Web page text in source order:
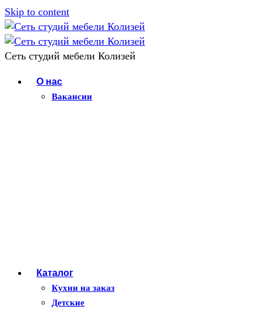
Skip to content
Сеть студий мебели Колизей
О нас
Вакансии
Каталог
Кухни на заказ
Детские